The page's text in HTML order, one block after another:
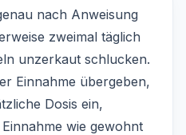
nach Anweisung
zweimal täglich
unzerkaut schlucken.
Einnahme übergeben,
Dosis ein,
wie gewohnt